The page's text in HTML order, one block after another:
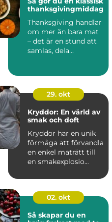
thanksgivingmiddag
Thanksgiving handlar
om mer än bara mat
– det är en stund att
samlas, dela
29. okt
Kryddor: En värld av
smak och doft
Kryddor har en unik
förmåga att förvandla
en enkel maträtt till
en smakexplosio...
02. okt
Så skapar du en